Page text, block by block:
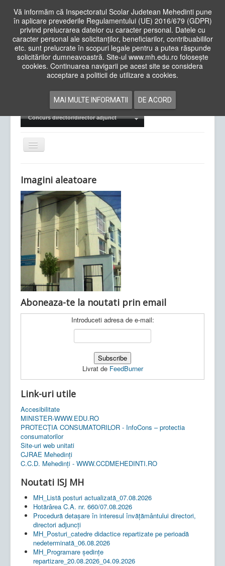
Vă informăm că Inspectoratul Scolar Judetean Mehedinti pune
în aplicare prevederile Regulamentului (UE) 2016/679 (GDPR)
privind prelucrarea datelor cu caracter personal. Datele cu
caracter personal ale solicitanților, beneficiarilor, contribuabililor
etc. sunt prelucrate în scopuri legale pentru a putea răspunde
solicitărilor dumneavoastră. Site-ul www.mh.edu.ro folosește
cookies. Continuarea navigarii pe acest site se considera
acceptare a politicii de utilizare a cookies.
MAI MULTE INFORMATII DE ACORD
Cauta
in
siteAcasa Cadre Didactice
Examene Naționale
Concurs director/director adjunct
Comută
navigarea
Ultimele articole: Vi, 04.11.2022 -
Județean Mehedinți
Imagini aleatoare
Aboneaza-te la noutati prin email
Introduceti adresa de e-mail:
Livrat de FeedBurner
Link-uri utile
Accesibilitate
MINISTER-WWW.EDU.RO
PROTECȚIA CONSUMATORILOR - InfoCons – protectia
consumatorilor
Site-uri web unitati
CJRAE Mehedinți
C.C.D. Mehedinţi - WWW.CCDMEHEDINTI.RO
Noutati ISJ MH
MH_Listă posturi actualizată_07.08.2026
Hotărârea C.A. nr. 660/07.08.2026
Procedură detașare în interesul învățământului directori,
directori adjuncți
MH_Posturi_catedre didactice repartizate pe perioadă
nedeterminată_06.08.2026
MH_Programare ședințe
repartizare_20.08.2026_04.09.2026